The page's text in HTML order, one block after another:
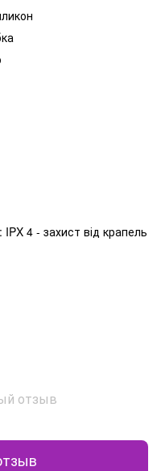
4 - захист від крапель
отзыв